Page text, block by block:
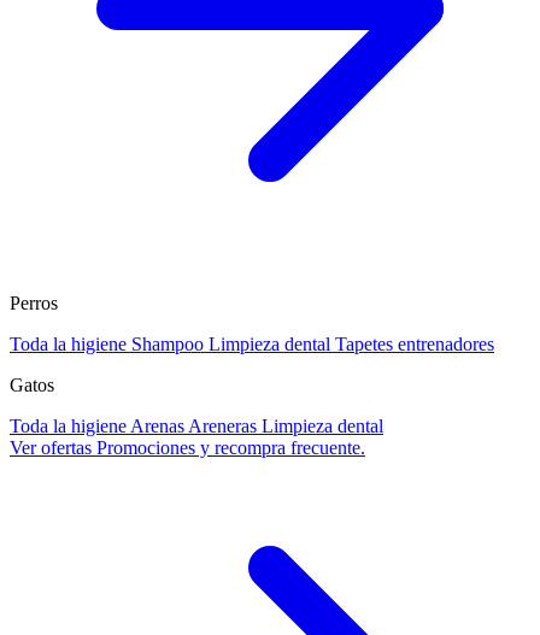
Perros
Toda la higiene Shampoo Limpieza dental Tapetes entrenadores
Gatos
Toda la higiene Arenas Areneras Limpieza dental
Ver ofertas Promociones y recompra frecuente.